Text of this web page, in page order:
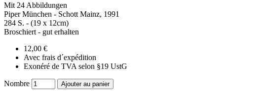
Mit 24 Abbildungen
Piper München - Schott Mainz, 1991
284 S. - (19 x 12cm)
Broschiert - gut erhalten
12,00 €
Avec frais d´expédition
Exonéré de TVA selon §19 UstG
Nombre Ajouter au panier